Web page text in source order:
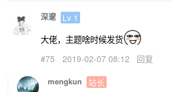
深邃 Lv 1
大佬，主题啥时候发货
#75 2019-02-07 08:12 回复
mengkun 站长